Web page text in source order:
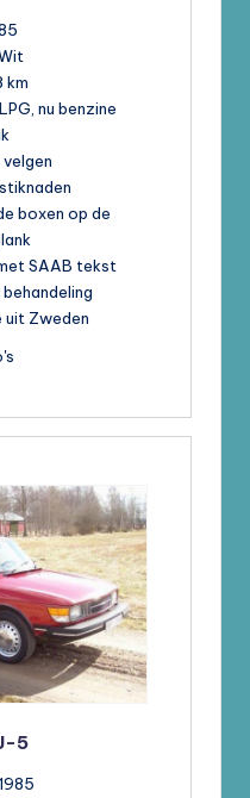
km
nu benzine
boxen op de
SAAB tekst
uit Zweden
5